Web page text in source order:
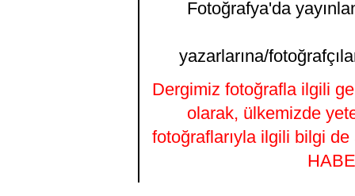
Fotoğrafya'da
yazarlarına/
Dergimiz fotoğrafla ilgili
olarak, ülkemizde
fotoğraflarıyla ilgili bilgi